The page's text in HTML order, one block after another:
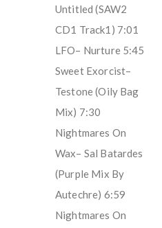
Untitled (SAW2
CD1 Track1) 7:01
LFO– Nurture 5:45
Sweet Exorcist–
Testone (Oily Bag
Mix) 7:30
Nightmares On
Wax– Sal Batardes
(Purple Mix By
Autechre) 6:59
Nightmares On